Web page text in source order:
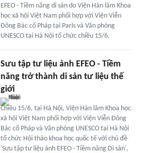
EFEO - Tiềm năng di sản do Viện Hàn lâm Khoa
học xã hội Việt Nam phối hợp với Viện Viễn
Đông Bác cổ Pháp tại Paris và Văn phòng
UNESCO tại Hà Nội tổ chức chiều 15/6.
Sưu tập tư liệu ảnh EFEO - Tiềm
năng trở thành di sản tư liệu thế
giới
Chiều 15/6, tại Hà Nội, Viện Hàn lâm Khoa học
xã hội Việt Nam phối hợp với Viện Viễn Đông
Bác cổ Pháp và Văn phòng UNESCO tại Hà Nội
tổ chức Hội thảo khoa học quốc tế với chủ đề
'Sưu tập tư liệu ảnh EFEO - Tiềm năng Di sản',